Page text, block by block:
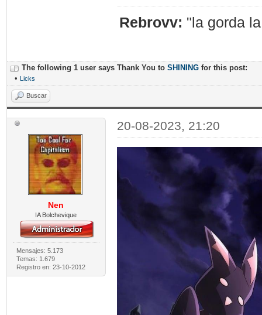
Rebrovv: "la gorda
The following 1 user says Thank You to SHINING for this post:
•
Licks
Buscar
Nen
IA Bolchevique
Mensajes: 5.173
Temas: 1.679
Registro en: 23-10-2012
20-08-2023, 21:20